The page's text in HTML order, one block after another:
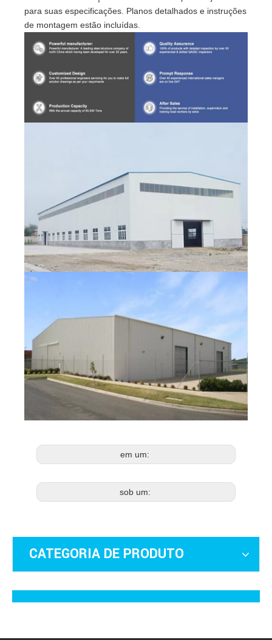
para suas especificações. Planos detalhados e instruções
de montagem estão incluídas.
em um:
sob um:
CATEGORIA DE PRODUTO
Office Tel: +86-532-8830 6188